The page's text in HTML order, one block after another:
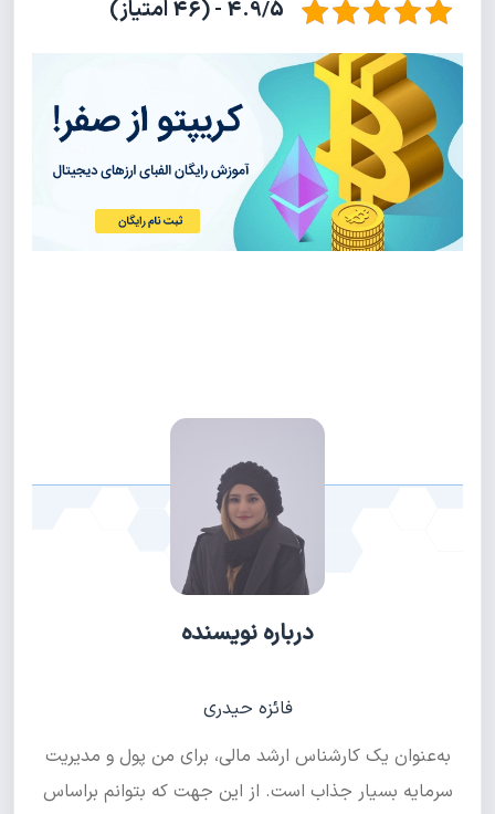
4.9/5 - (46 امتیاز)
درباره نویسنده
فائزه حیدری
به‌عنوان یک کارشناس ارشد مالی، برای من پول و مدیریت
سرمایه بسیار جذاب است. از این جهت که بتوانم براساس